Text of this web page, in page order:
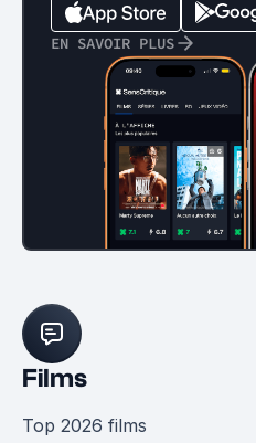
EN SAVOIR PLUS
Films
Top 2026 films